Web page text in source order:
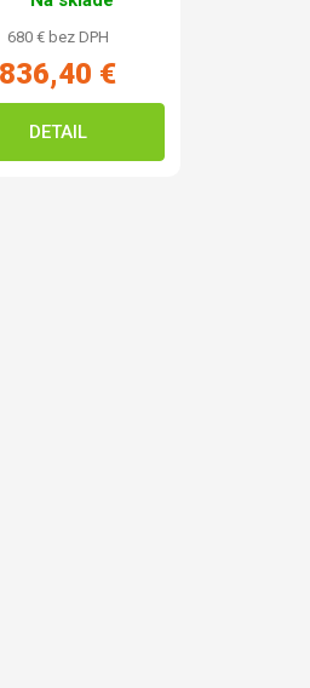
680 € bez DPH
836,40 €
DETAIL